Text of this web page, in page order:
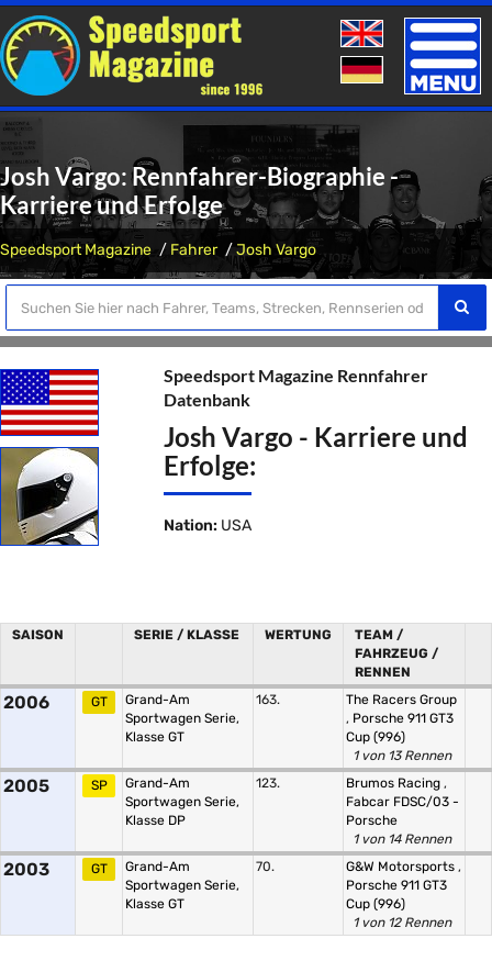
Toggle
Josh Vargo: Rennfahrer-Biographie -
Karriere und Erfolge
Speedsport Magazine Fahrer Josh Vargo
Speedsport Magazine Rennfahrer
Datenbank
Josh Vargo - Karriere und
Erfolge:
Nation: USA
SAISON SERIE / KLASSE WERTUNG
TEAM /
FAHRZEUG /
RENNEN
2006 GT
Grand-Am
Sportwagen Serie,
Klasse GT
163.
The Racers Group
, Porsche 911 GT3
Cup (996)
1 von 13 Rennen
2005 SP
Grand-Am
Sportwagen Serie,
Klasse DP
123. Brumos Racing ,
Fabcar FDSC/03 -
Porsche
1 von 14 Rennen
2003 GT
Grand-Am
Sportwagen Serie,
Klasse GT
70. G&W Motorsports ,
Porsche 911 GT3
Cup (996)
1 von 12 Rennen